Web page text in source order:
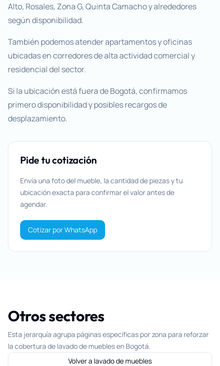
Alto, Rosales, Zona G, Quinta Camacho y alrededores
según disponibilidad.
También podemos atender apartamentos y oficinas
ubicadas en corredores de alta actividad comercial y
residencial del sector.
Si la ubicación está fuera de Bogotá, confirmamos
primero disponibilidad y posibles recargos de
desplazamiento.
Pide tu cotización
Envía una foto del mueble, la cantidad de piezas y tu
ubicación exacta para confirmar el valor antes de
agendar.
Cotizar por WhatsApp
Otros sectores
Esta jerarquía agrupa páginas específicas por zona para reforzar
la cobertura de lavado de muebles en Bogotá.
Volver a lavado de muebles